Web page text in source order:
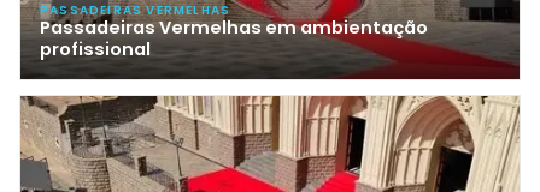
PASSADEIRAS VERMELHAS
Passadeiras Vermelhas em ambientação
profissional